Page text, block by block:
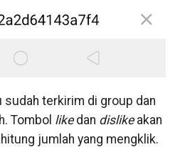
sudah terkirim di group dan
Tombol likedan dislikeakan
jumlah yang mengklik.